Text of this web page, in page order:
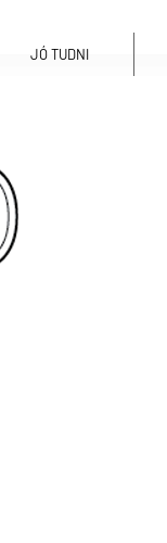
JÓ TUDNI